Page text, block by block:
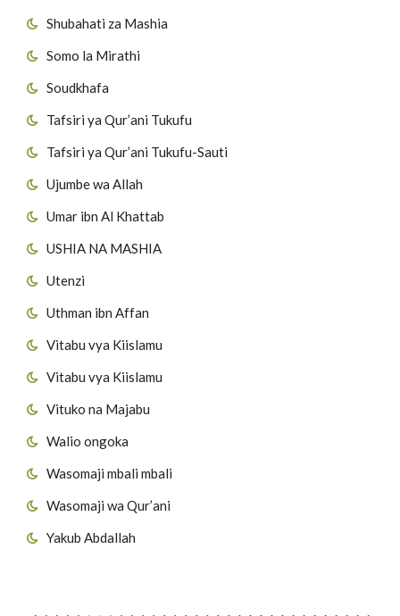
Shubahati za Mashia
Somo la Mirathi
Soudkhafa
Tafsiri ya Qur’ani Tukufu
Tafsiri ya Qur’ani Tukufu-Sauti
Ujumbe wa Allah
Umar ibn Al Khattab
USHIA NA MASHIA
Utenzi
Uthman ibn Affan
Vitabu vya Kiislamu
Vitabu vya Kiislamu
Vituko na Majabu
Walio ongoka
Wasomaji mbali mbali
Wasomaji wa Qur’ani
Yakub Abdallah